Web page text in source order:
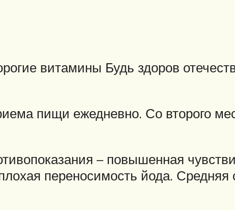
витамины Будь здоров
пищи ежедневно. Со второго
– повышенная
переносимость йода. Средняя